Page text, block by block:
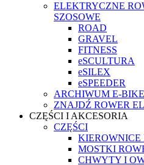
ELEKTRYCZNE
SZOSOWE
ROAD
GRAVEL
FITNESS
eSCULTURA
eSILEX
eSPEEDER
ARCHIWUM E-BIKE
ZNAJDŹ ROWER
CZĘŚCI I AKCESORIA
CZĘŚCI
KIEROWNICE
MOSTKI
CHWYTY I